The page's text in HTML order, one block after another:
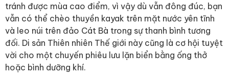
tránh được mùa cao điểm, vì vậy dù vẫn đông đúc, bạn
vẫn có thể chèo thuyền kayak trên mặt nước yên tĩnh
và leo núi trên đảo Cát Bà trong sự thanh bình tương
đối. Di sản Thiên nhiên Thế giới này cũng là cơ hội tuyệt
vời cho một chuyến phiêu lưu lặn biển bằng ống thở
hoặc bình dưỡng khí.